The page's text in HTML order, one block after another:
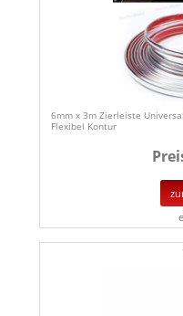
6mm x 3m Zierleiste
Flexibel Kontur